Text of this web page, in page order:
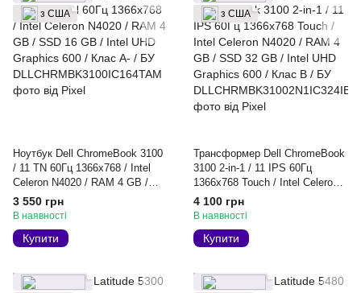
з США
Ноутбук Dell ChromeBook 3100
/ 11 TN 60Гц 1366x768 / Intel
Celeron N4020 / RAM 4 GB /
SSD 16 GB / Intel UHD Graphics
600 / Клас A- / БУ
3 550 грн
В наявності
Купити
з США
Трансформер Dell ChromeBook
3100 2-in-1 / 11 IPS 60Гц
1366x768 Touch / Intel Celeron
N4020 / RAM 4 GB / SSD 32 GB
/ Intel UHD Graphics 600 / Клас
4 100 грн
В наявності
Купити